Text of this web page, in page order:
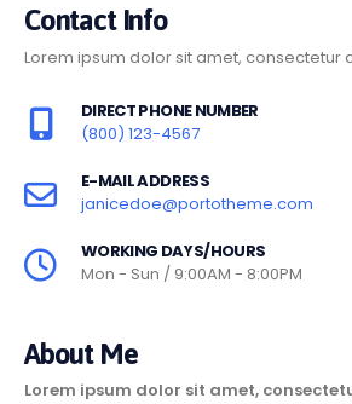
Contact Info
Lorem ipsum dolor sit amet, consectetur
DIRECT PHONE NUMBER
(800) 123-4567
E-MAIL ADDRESS
janicedoe@portotheme.com
WORKING DAYS/HOURS
Mon - Sun / 9:00AM - 8:00PM
About Me
Lorem ipsum dolor sit amet,